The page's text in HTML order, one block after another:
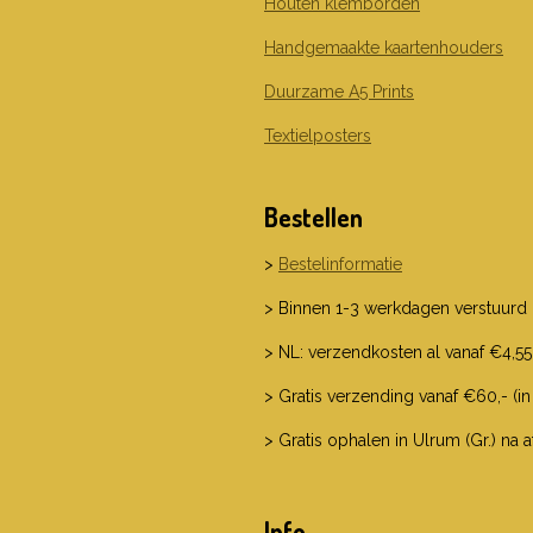
Handgemaakte kaartenhouders
Duurzame A5 Prints
Textielposters
Bestellen
> Bestelinformatie
> Binnen 1-3 werkdagen verstuurd
> NL: verzendkosten al vanaf €4,55
> Gratis verzending vanaf €60,- (in
> Gratis ophalen in Ulrum (Gr.) na